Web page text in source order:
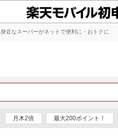
身近なスーパーがネットで便利に・おトクに
月木2倍 最大200ポイント！